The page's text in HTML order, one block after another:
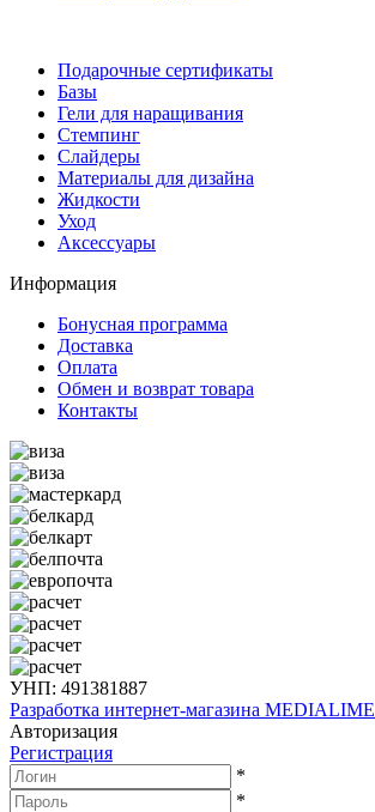
Подарочные сертификаты
Базы
Гели для наращивания
Стемпинг
Слайдеры
Материалы для дизайна
Жидкости
Уход
Аксессуары
Информация
Бонусная программа
Доставка
Оплата
Обмен и возврат товара
Контакты
УНП: 491381887
Разработка интернет-магазина MEDIALIME
Авторизация
Регистрация
*
*